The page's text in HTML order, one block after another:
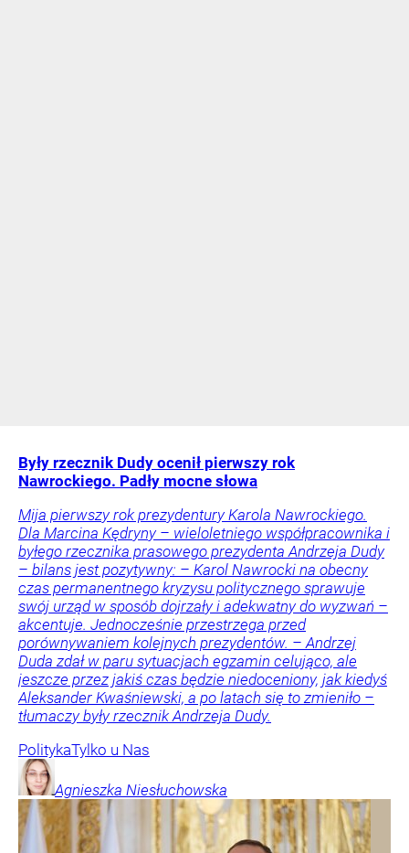
Były rzecznik Dudy ocenił pierwszy rok
Nawrockiego. Padły mocne słowa
Mija pierwszy rok prezydentury Karola Nawrockiego.
Dla Marcina Kędryny – wieloletniego współpracownika i
byłego rzecznika prasowego prezydenta Andrzeja Dudy
– bilans jest pozytywny: – Karol Nawrocki na obecny
czas permanentnego kryzysu politycznego sprawuje
swój urząd w sposób dojrzały i adekwatny do wyzwań –
akcentuje. Jednocześnie przestrzega przed
porównywaniem kolejnych prezydentów. – Andrzej
Duda zdał w paru sytuacjach egzamin celująco, ale
jeszcze przez jakiś czas będzie niedoceniony, jak kiedyś
Aleksander Kwaśniewski, a po latach się to zmieniło –
tłumaczy były rzecznik Andrzeja Dudy.
PolitykaTylko u Nas
Agnieszka Niesłuchowska